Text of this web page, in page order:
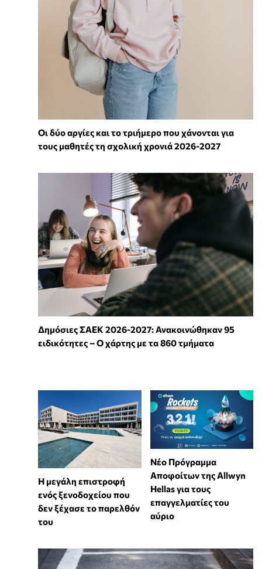
Οι δύο αργίες και το τριήμερο που χάνονται για
τους μαθητές τη σχολική χρονιά 2026-2027
Δημόσιες ΣΑΕΚ 2026-2027: Ανακοινώθηκαν 95
ειδικότητες – Ο χάρτης με τα 860 τμήματα
Η μεγάλη επιστροφή
ενός ξενοδοχείου που
δεν ξέχασε το παρελθόν
του
Νέο Πρόγραμμα
Αποφοίτων της Allwyn
Hellas για τους
επαγγελματίες του
αύριο